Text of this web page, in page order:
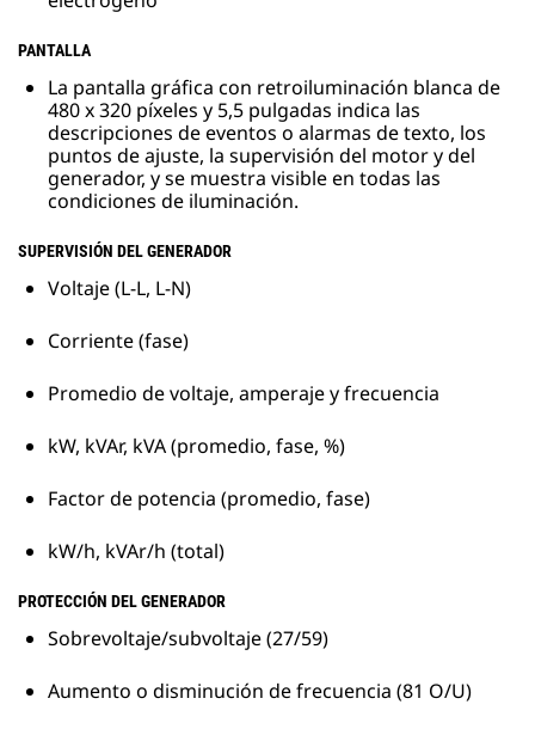
PANTALLA
La pantalla gráfica con retroiluminación blanca de
480 x 320 píxeles y 5,5 pulgadas indica las
descripciones de eventos o alarmas de texto, los
puntos de ajuste, la supervisión del motor y del
generador, y se muestra visible en todas las
condiciones de iluminación.
SUPERVISIÓN DEL GENERADOR
Voltaje (L-L, L-N)
Corriente (fase)
Promedio de voltaje, amperaje y frecuencia
kW, kVAr, kVA (promedio, fase, %)
Factor de potencia (promedio, fase)
kW/h, kVAr/h (total)
PROTECCIÓN DEL GENERADOR
Sobrevoltaje/subvoltaje (27/59)
Aumento o disminución de frecuencia (81 O/U)